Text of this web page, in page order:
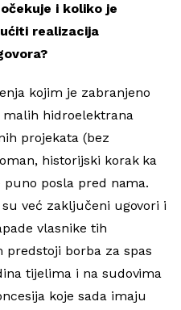
i koliko je
realizacija
kojim je zabranjeno
hidroelektrana
projekata (bez
historijski korak ka
posla pred nama.
već zaključeni ugovori i
vlasnike tih
predstoji borba za spas
tijelima i na sudovima
koje sada imaju